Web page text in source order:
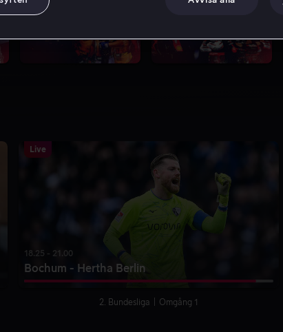
Live
18.25 - 21.00
Bochum - Hertha Berlin
2. Bundesliga Omgång 1